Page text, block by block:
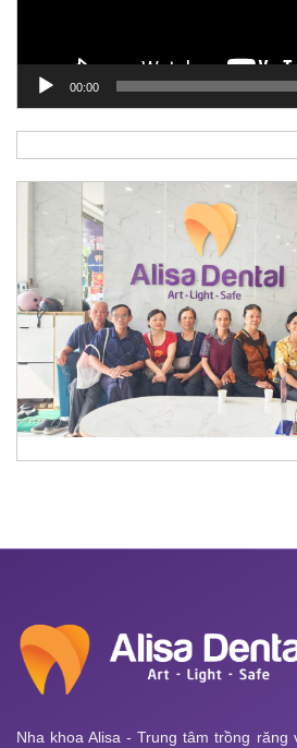
00:00
Nha khoa Alisa - Trung tâm trồng răng